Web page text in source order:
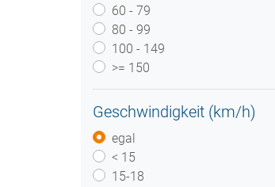
60 - 79
80 - 99
100 - 149
>= 150
Geschwindigkeit (km/h)
egal
< 15
15-18